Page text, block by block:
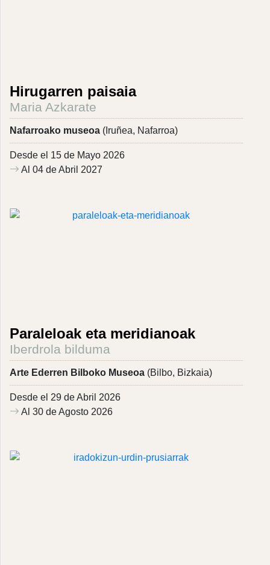
Hirugarren paisaia
Maria Azkarate
Nafarroako museoa (Iruñea, Nafarroa)
Desde el 15 de Mayo 2026
Al 04 de Abril 2027
Paraleloak eta meridianoak
Iberdrola bilduma
Arte Ederren Bilboko Museoa (Bilbo, Bizkaia)
Desde el 29 de Abril 2026
Al 30 de Agosto 2026